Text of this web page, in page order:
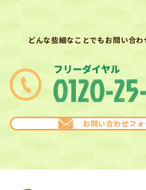
どんな些細なことでもお問い合わ
お問い合わせフォ